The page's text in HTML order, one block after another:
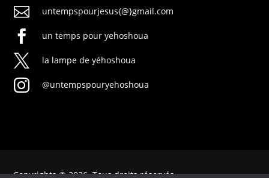
 untempspourjesus{@}gmail.com
 un temps pour yehoshoua
 la lampe de yéhoshoua
 @untempspouryehoshoua
Copyrights © 2026. Tous droits réservés